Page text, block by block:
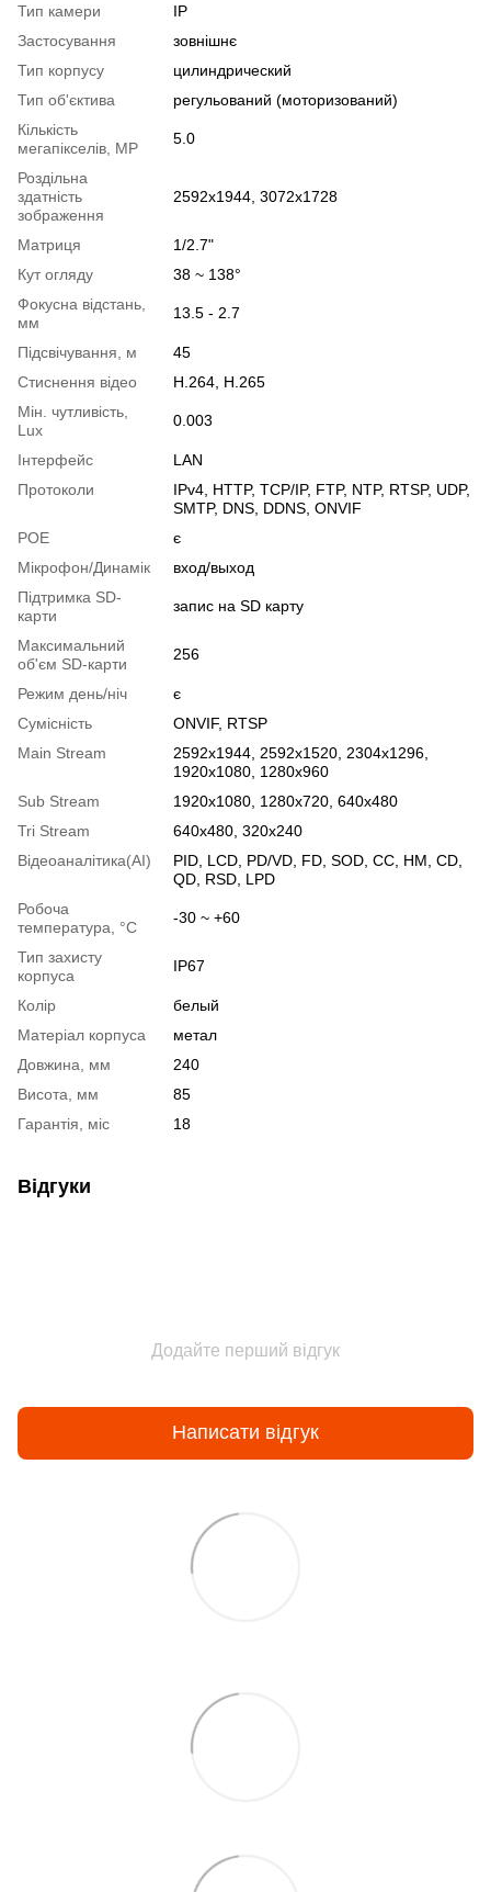
Тип камери
IP
Застосування
зовнішнє
Тип корпусу
цилиндрический
Тип об'єктива
регульований (моторизований)
Кількість
мегапікселів, MP
5.0
Роздільна
здатність
зображення
2592x1944, 3072х1728
Матриця
1/2.7"
Кут огляду
38 ~ 138°
Фокусна відстань,
мм
13.5 - 2.7
Підсвічування, м
45
Стиснення відео
H.264, H.265
Мін. чутливість,
Lux
0.003
Інтерфейс
LAN
Протоколи
IPv4, HTTP, TCP/IP, FTP, NTP, RTSP, UDP,
SMTP, DNS, DDNS, ONVIF
РОЕ
є
Мікрофон/Динамік
вход/выход
Підтримка SD-
карти
запис на SD карту
Максимальний
об'єм SD-карти
256
Режим день/ніч
є
Сумісність
ONVIF, RTSP
Main Stream
2592x1944, 2592x1520, 2304x1296,
1920x1080, 1280x960
Sub Stream
1920х1080, 1280х720, 640х480
Tri Stream
640х480, 320х240
Відеоаналітика(AI)
PID, LCD, PD/VD, FD, SOD, CC, HM, CD,
QD, RSD, LPD
Робоча
температура, °C
-30 ~ +60
Тип захисту
корпуса
IP67
Колір
белый
Матеріал корпуса
метал
Довжина, мм
240
Висота, мм
85
Гарантія, міс
18
Відгуки
Додайте перший відгук
Написати відгук